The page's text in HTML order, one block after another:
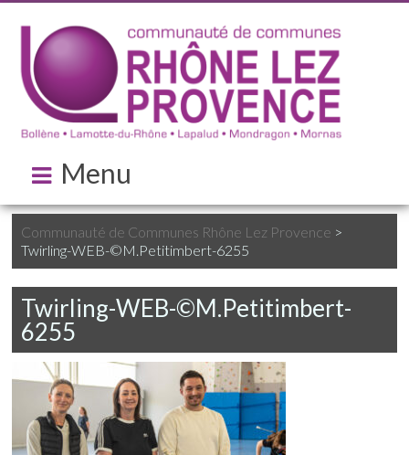
Menu
Communauté de Communes Rhône Lez Provence >
Twirling-WEB-©M.Petitimbert-6255
Twirling-WEB-©M.Petitimbert-
6255